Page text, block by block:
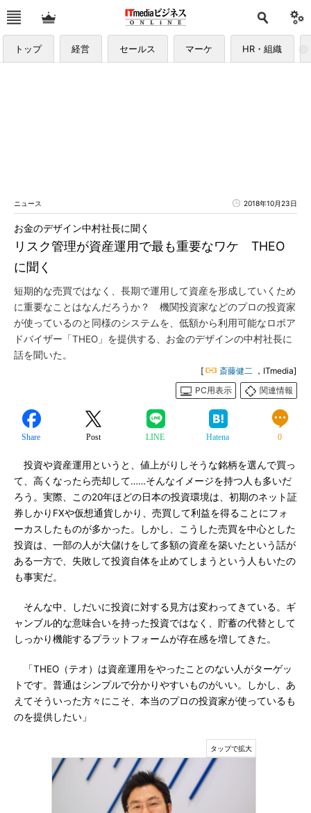
トップ 経営 セールス マーケ HR・組織
ニュース 2018年10月23日
リスク管理が資産運用で最も重要なワケ THEO
に聞く
お金のデザイン中村社長に聞く
短期的な売買ではなく、長期で運用して資産を形成していくため
に重要なことはなんだろうか？ 機関投資家などのプロの投資家
が使っているのと同様のシステムを、低額から利用可能なロボア
ドバイザー「THEO」を提供する、お金のデザインの中村社長に
話を聞いた。
[ 斎藤健二 ，ITmedia]
PC用表示
関連情報
Share Post LINE Hatena 0
投資や資産運用というと、値上がりしそうな銘柄を選んで買っ
て、高くなったら売却して……そんなイメージを持つ人も多いだ
ろう。実際、この20年ほどの日本の投資環境は、初期のネット証
券しかりFXや仮想通貨しかり、売買して利益を得ることにフォ
ーカスしたものが多かった。しかし、こうした売買を中心とした
投資は、一部の人が大儲けをして多額の資産を築いたという話が
ある一方で、失敗して投資自体を止めてしまうという人もいたの
も事実だ。
そんな中、しだいに投資に対する見方は変わってきている。ギ
ャンブル的な意味合いを持った投資ではなく、貯蓄の代替として
しっかり機能するプラットフォームが存在感を増してきた。
「THEO（テオ）は資産運用をやったことのない人がターゲッ
トです。普通はシンプルで分かりやすいものがいい。しかし、あ
えてそういった方々にこそ、本当のプロの投資家が使っているも
のを提供したい」